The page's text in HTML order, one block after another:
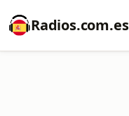
Radios.com.es